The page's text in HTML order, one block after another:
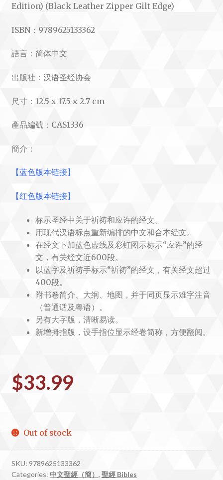
Edition) (Black Leather Zipper Gilt Edge)
ISBN：9789625133362
語言：简体中文
出版社：汉语圣经协会
尺寸：12.5 x 17.5 x 2.7 cm
產品編號：CAS1336
簡介：
【蓝色版本链接】
【红色版本链接】
标示圣经中关于祈祷和应许的经文。
用现代汉语标点重新编排的中文和合本经文。
在经文下加蓝色虚线及彩虹图示标示“应许”的经
文，有关经文近600段。
以蓝字及祈祷手标示“祈祷”的经文，有关经文超过
400段。
附书卷简介、大纲、地图，并于同页显示难字注音
（普通话及粤语）。
另有大字版，清晰易读。
新增拇指版，设手指位显示经卷简称，方便翻阅。
$33.99
Out of stock
SKU: 9789625133362
Categories: 中文聖經（簡） , 聖經 Bibles